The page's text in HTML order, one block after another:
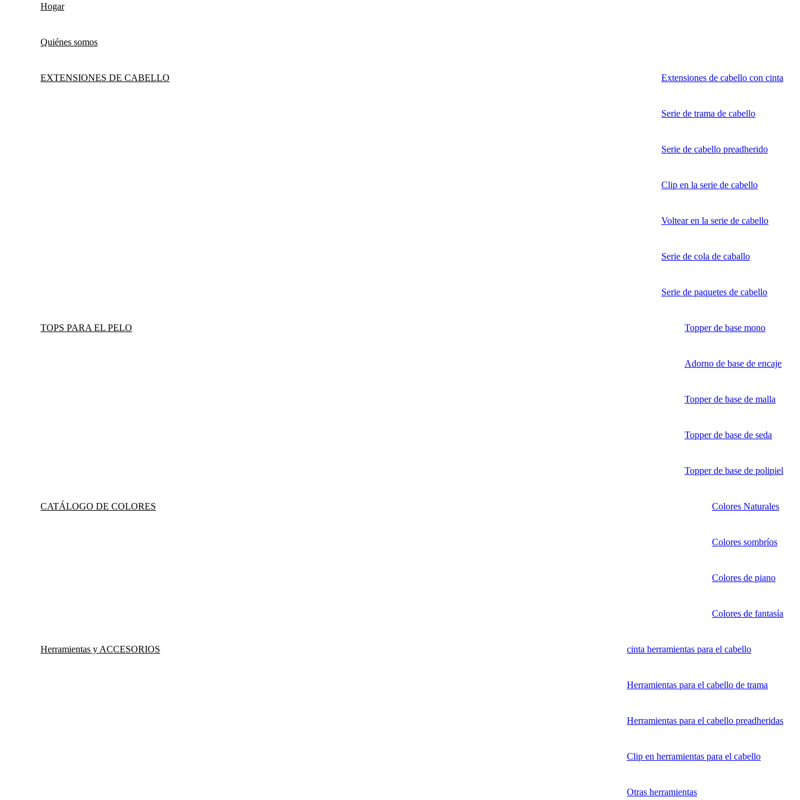
Hogar
Quiénes somos
EXTENSIONES DE CABELLO Extensiones de cabello con cinta
Serie de trama de cabello
Serie de cabello preadherido
Clip en la serie de cabello
Voltear en la serie de cabello
Serie de cola de caballo
Serie de paquetes de cabello
TOPS PARA EL PELO Topper de base mono
Adorno de base de encaje
Topper de base de malla
Topper de base de seda
Topper de base de polipiel
CATÁLOGO DE COLORES Colores Naturales
Colores sombríos
Colores de piano
Colores de fantasía
Herramientas y ACCESORIOS cinta herramientas para el cabello
Herramientas para el cabello de trama
Herramientas para el cabello preadheridas
Clip en herramientas para el cabello
Otras herramientas